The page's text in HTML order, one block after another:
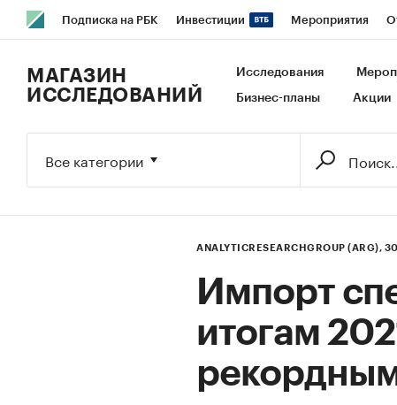
Подписка на РБК Инвестиции Мероприятия
Исследования Кредитные рейтинги Франшизы
МАГАЗИН
ИССЛЕДОВАНИЙ
Исследования
Бизнес-планы Акции
Все категории
ANALYTICRESEARCHGROUP (ARG),
Импорт
итогам